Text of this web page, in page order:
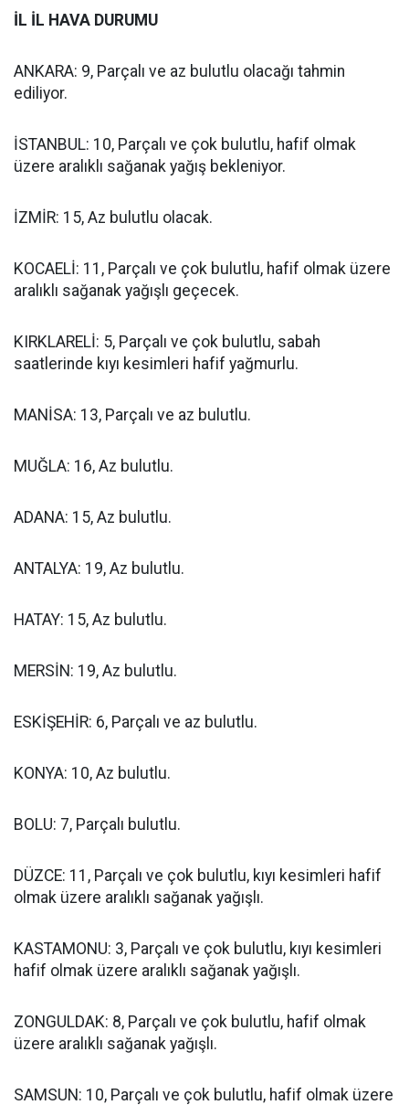
İL İL HAVA DURUMU
ANKARA: 9, Parçalı ve az bulutlu olacağı tahmin
ediliyor.
İSTANBUL: 10, Parçalı ve çok bulutlu, hafif olmak
üzere aralıklı sağanak yağış bekleniyor.
İZMİR: 15, Az bulutlu olacak.
KOCAELİ: 11, Parçalı ve çok bulutlu, hafif olmak üzere
aralıklı sağanak yağışlı geçecek.
KIRKLARELİ: 5, Parçalı ve çok bulutlu, sabah
saatlerinde kıyı kesimleri hafif yağmurlu.
MANİSA: 13, Parçalı ve az bulutlu.
MUĞLA: 16, Az bulutlu.
ADANA: 15, Az bulutlu.
ANTALYA: 19, Az bulutlu.
HATAY: 15, Az bulutlu.
MERSİN: 19, Az bulutlu.
ESKİŞEHİR: 6, Parçalı ve az bulutlu.
KONYA: 10, Az bulutlu.
BOLU: 7, Parçalı bulutlu.
DÜZCE: 11, Parçalı ve çok bulutlu, kıyı kesimleri hafif
olmak üzere aralıklı sağanak yağışlı.
KASTAMONU: 3, Parçalı ve çok bulutlu, kıyı kesimleri
hafif olmak üzere aralıklı sağanak yağışlı.
ZONGULDAK: 8, Parçalı ve çok bulutlu, hafif olmak
üzere aralıklı sağanak yağışlı.
SAMSUN: 10, Parçalı ve çok bulutlu, hafif olmak üzere